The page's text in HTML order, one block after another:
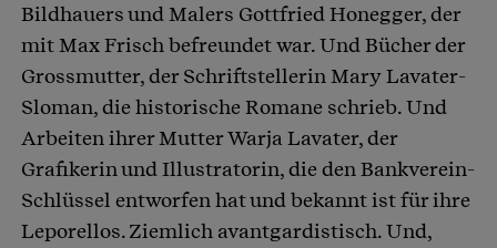
Bildhauers und Malers Gottfried Honegger, der
mit Max Frisch befreundet war. Und Bücher der
Grossmutter, der Schriftstellerin Mary Lavater-
Sloman, die historische Romane schrieb. Und
Arbeiten ihrer Mutter Warja Lavater, der
Grafikerin und Illustratorin, die den Bankverein-
Schlüssel entworfen hat und bekannt ist für ihre
Leporellos. Ziemlich avantgardistisch. Und,